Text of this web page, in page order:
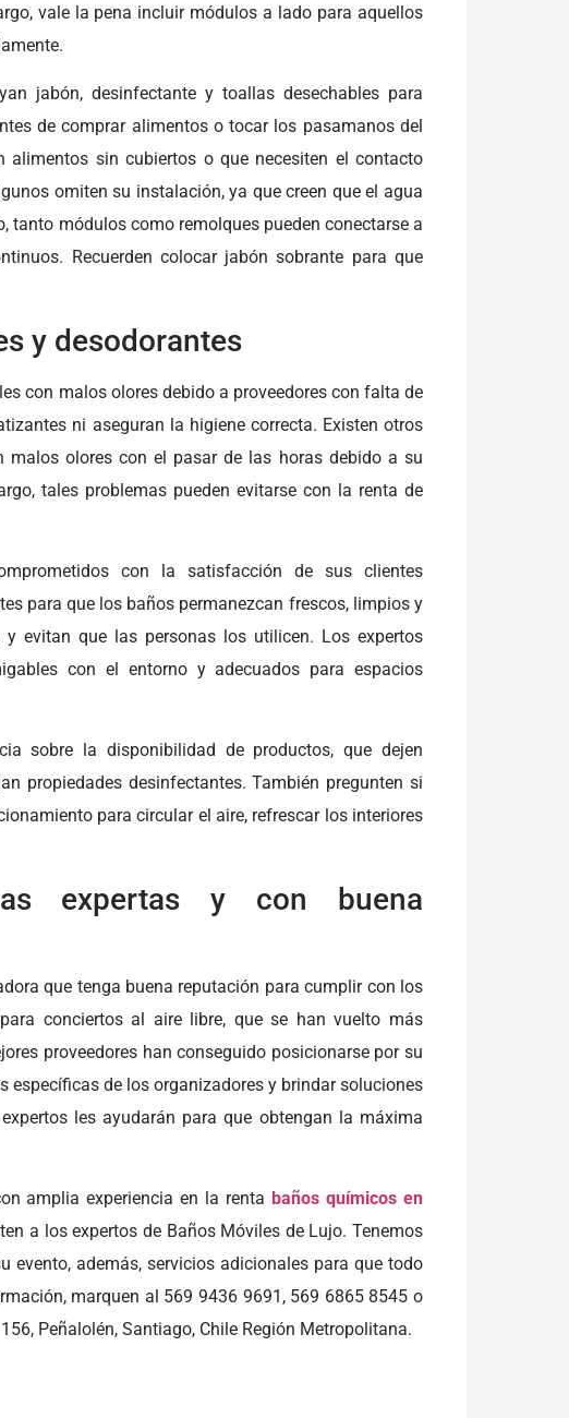
vale la pena incluir módulos a lado para aquellos
jabón, desinfectante y toallas desechables para
de comprar alimentos o tocar los pasamanos del
alimentos sin cubiertos o que necesiten el contacto
omiten su instalación, ya que creen que el agua
tanto módulos como remolques pueden conectarse a
Recuerden colocar jabón sobrante para que
y desodorantes
con malos olores debido a proveedores con falta de
ni aseguran la higiene correcta. Existen otros
malos olores con el pasar de las horas debido a su
tales problemas pueden evitarse con la renta de
con la satisfacción de sus clientes
para que los baños permanezcan frescos, limpios y
y evitan que las personas los utilicen. Los expertos
con el entorno y adecuados para espacios
sobre la disponibilidad de productos, que dejen
propiedades desinfectantes. También pregunten si
para circular el aire, refrescar los interiores
expertas y con buena
que tenga buena reputación para cumplir con los
conciertos al aire libre, que se han vuelto más
proveedores han conseguido posicionarse por su
específicas de los organizadores y brindar soluciones
les ayudarán para que obtengan la máxima
amplia experiencia en la renta baños químicos en
a los expertos de Baños Móviles de Lujo. Tenemos
evento, además, servicios adicionales para que todo
marquen al 569 9436 9691, 569 6865 8545 o
Peñalolén, Santiago, Chile Región Metropolitana.